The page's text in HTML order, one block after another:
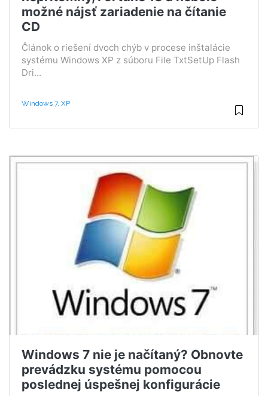
možné nájsť zariadenie na čítanie
CD
Článok o riešení dvoch chýb v procese inštalácie
systému Windows XP z súboru File TxtSetUp Flash
Dri...
Windows 7, XP
Windows 7 nie je načítaný? Obnovte
prevádzku systému pomocou
poslednej úspešnej konfigurácie